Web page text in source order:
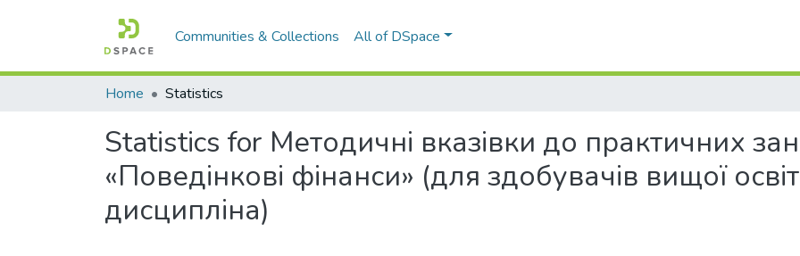
Communities & Collections All of DSpace
Home Statistics
Statistics for Методичні вказівки до практичних
«Поведінкові фінанси» (для здобувачів вищої
дисципліна)